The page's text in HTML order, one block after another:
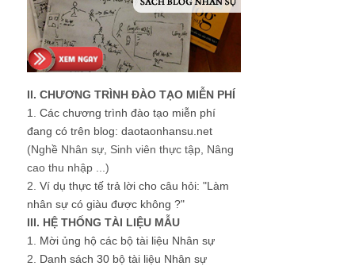
II. CHƯƠNG TRÌNH ĐÀO TẠO MIỄN PHÍ
1. Các chương trình đào tạo miễn phí
đang có trên blog: daotaonhansu.net
(Nghề Nhân sự, Sinh viên thực tập, Nâng
cao thu nhập ...)
2. Ví dụ thực tế trả lời cho câu hỏi: "Làm
nhân sự có giàu được không ?"
III. HỆ THỐNG TÀI LIỆU MẪU
1. Mời ủng hộ các bộ tài liệu Nhân sự
2. Danh sách 30 bộ tài liệu Nhân sự